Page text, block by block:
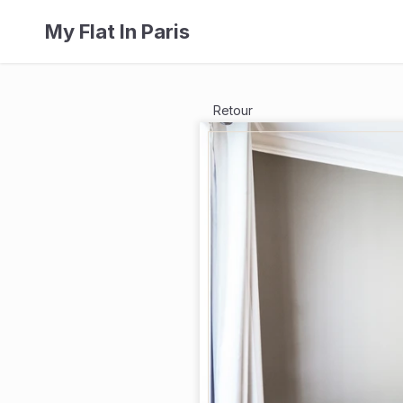
My Flat In Paris
Retour